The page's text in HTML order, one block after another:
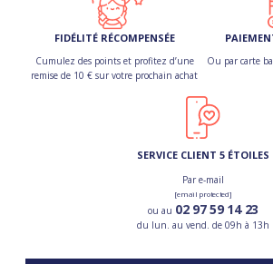
FIDÉLITÉ RÉCOMPENSÉE
Cumulez des points et profitez d’une
remise de 10 € sur votre prochain achat
Ou par carte
SERVICE CLIENT 5 ÉTOILES
Par e-mail
[email protected]
ou au 02 97 59 14 23
du lun. au vend. de 09h à 13h